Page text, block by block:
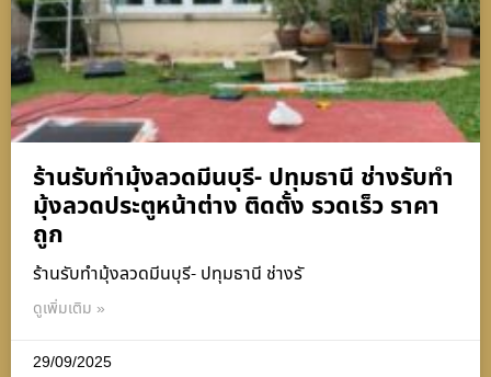
ร้านรับทำมุ้งลวดมีนบุรี- ปทุมธานี ช่างรับทำ
มุ้งลวดประตูหน้าต่าง ติดตั้ง รวดเร็ว ราคา
ถูก
ร้านรับทำมุ้งลวดมีนบุรี- ปทุมธานี ช่างรั
ดูเพิ่มเติม »
29/09/2025